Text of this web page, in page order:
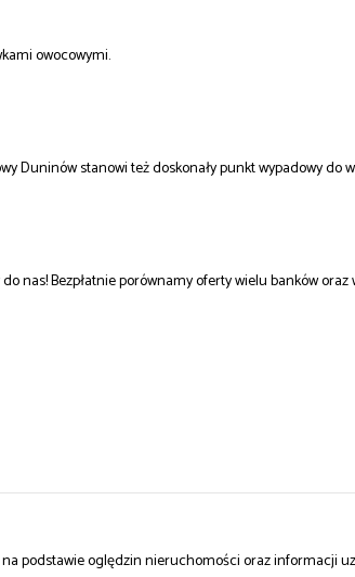
owocowymi.
Duninów stanowi też doskonały punkt wypadowy do
nas! Bezpłatnie porównamy oferty wielu banków oraz
podstawie oględzin nieruchomości oraz informacji